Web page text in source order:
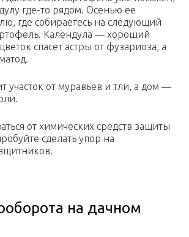
где-то рядом. Осенью ее
где собираетесь на следующий
Календула — хороший
спасет астры от фузариоза, а
участок от муравьев и тли, а дом —
от химических средств защиты
сделать упор на
на дачном